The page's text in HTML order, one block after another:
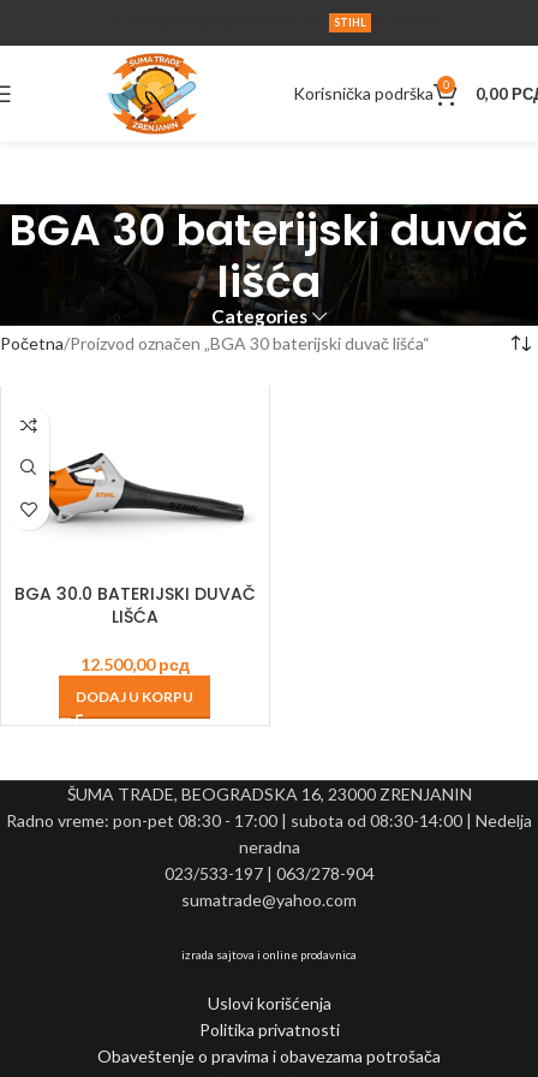
STIHL
Korisnička podrška 0 0,00
BGA 30 baterijski duvač
lišća
Categories
Početna Proizvod označen „BGA 30 baterijski duvač lišća“
BGA 30.0 BATERIJSKI DUVAČ
LIŠĆA
12.500,00рсд
DODAJ U KORPU
ŠUMA TRADE, BEOGRADSKA 16, 23000 ZRENJANIN
Radno vreme: pon-pet 08:30 - 17:00 | subota od 08:30-14:00 | Nedelja
neradna
023/533-197 | 063/278-904
sumatrade@yahoo.com
izrada sajtova i online prodavnica
Uslovi korišćenja
Politika privatnosti
Obaveštenje o pravima i obavezama potrošača